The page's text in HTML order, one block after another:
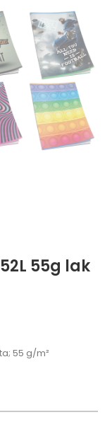
55g lak
55 g/m²